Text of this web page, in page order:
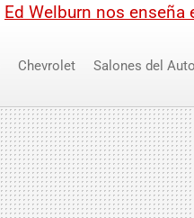
Ed Welburn nos
Chevrolet Salones del